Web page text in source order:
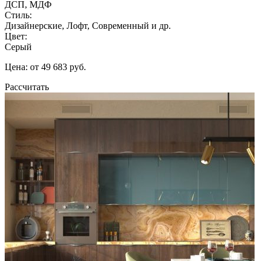
ДСП, МДФ
Стиль:
Дизайнерские, Лофт, Современный и др.
Цвет:
Серый
Цена: от 49 683 руб.
Рассчитать